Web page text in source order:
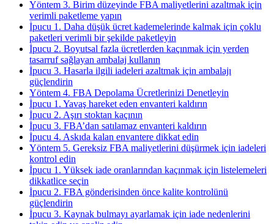
Yöntem 3. Birim düzeyinde FBA maliyetlerini azaltmak için
verimli paketleme yapın
İpucu 1. Daha düşük ücret kademelerinde kalmak için çoklu
paketleri verimli bir şekilde paketleyin
İpucu 2. Boyutsal fazla ücretlerden kaçınmak için yerden
tasarruf sağlayan ambalaj kullanın
İpucu 3. Hasarla ilgili iadeleri azaltmak için ambalajı
güçlendirin
Yöntem 4. FBA Depolama Ücretlerinizi Denetleyin
İpucu 1. Yavaş hareket eden envanteri kaldırın
İpucu 2. Aşırı stoktan kaçının
İpucu 3. FBA’dan satılamaz envanteri kaldırın
İpucu 4. Askıda kalan envantere dikkat edin
Yöntem 5. Gereksiz FBA maliyetlerini düşürmek için iadeleri
kontrol edin
İpucu 1. Yüksek iade oranlarından kaçınmak için listelemeleri
dikkatlice seçin
İpucu 2. FBA gönderisinden önce kalite kontrolünü
güçlendirin
İpucu 3. Kaynak bulmayı ayarlamak için iade nedenlerini